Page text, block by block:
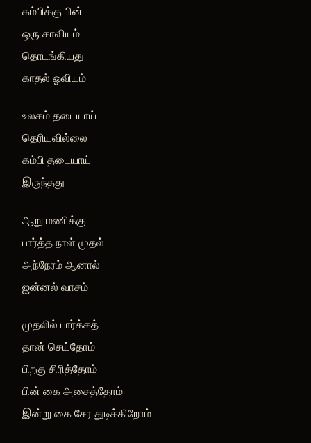
கம்பிக்கு பின்
ஒரு காவியம்
தொடங்கியது
காதல் ஓவியம்
உலகம் தடையாய்
தெரியவில்லை
கம்பி தடையாய்
இருந்தது
ஆறு மணிக்கு
பார்த்த நாள் முதல்
அந்நேரம் ஆனால்
ஜன்னல் வாசம்
முதலில் பார்க்கத்
தான் செய்தோம்
பிறகு சிரித்தோம்
பின் கை அசைத்தோம்
இன்று கை சேர துடிக்கிறோம்